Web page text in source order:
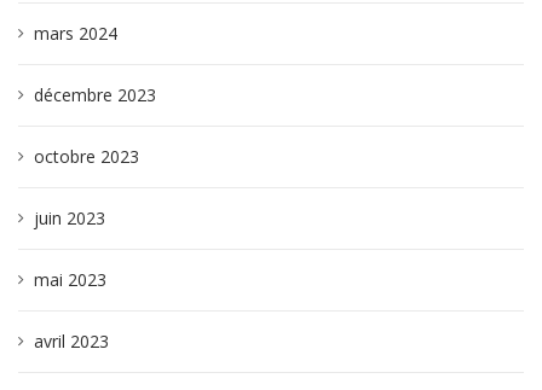
mars 2024
décembre 2023
octobre 2023
juin 2023
mai 2023
avril 2023